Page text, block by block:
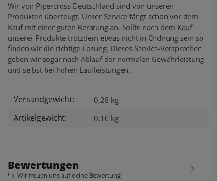
Wir von Pipercross Deutschland sind von unseren
Produkten überzeugt. Unser Service fängt schon vor dem
Kauf mit einer guten Beratung an. Sollte nach dem Kauf
unserer Produkte trotzdem etwas nicht in Ordnung sein so
finden wir die richtige Lösung. Dieses Service-Versprechen
geben wir sogar nach Ablauf der normalen Gewährleistung
und selbst bei hohen Laufleistungen.
Produkteigenschaft
Wert
Versandgewicht: 0,28 kg
Artikelgewicht: 0,10 kg
Bewertungen
Wir freuen uns auf deine Bewertung